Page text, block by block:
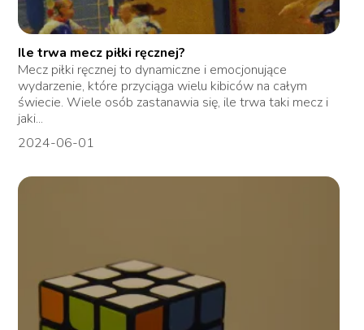
Ile trwa mecz piłki ręcznej?
Mecz piłki ręcznej to dynamiczne i emocjonujące
wydarzenie, które przyciąga wielu kibiców na całym
świecie. Wiele osób zastanawia się, ile trwa taki mecz i
jaki...
2024-06-01